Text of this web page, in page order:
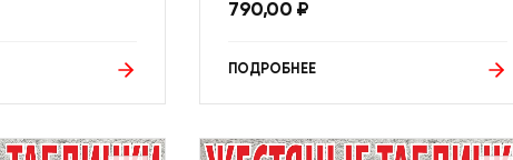
790,00 ₽
ПОДРОБНЕЕ